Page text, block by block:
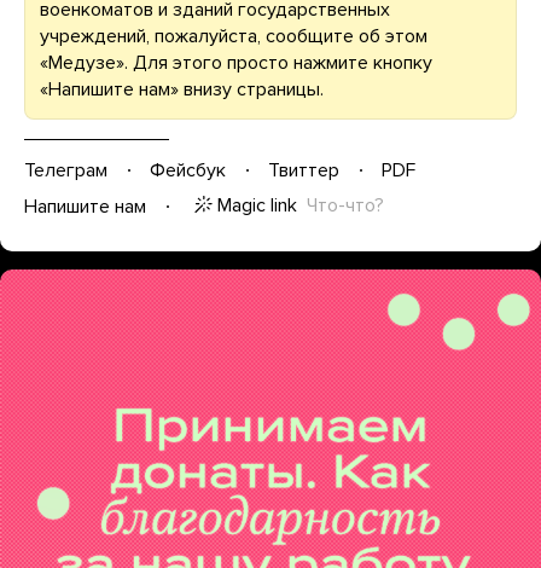
военкоматов и зданий государственных
учреждений, пожалуйста, сообщите об этом
«Медузе». Для этого просто нажмите кнопку
«Напишите нам» внизу страницы.
Телеграм Фейсбук Твиттер
PDF
Напишите нам
Magic link Что-что?